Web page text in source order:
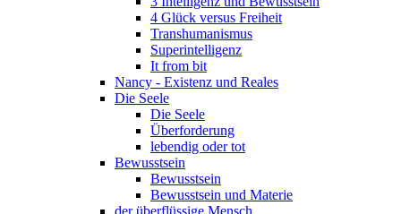
4 Glück versus Freiheit
Transhumanismus
Superintelligenz
It from bit
Nancy - Existenz und Reales
Die Seele
Die Seele
Überforderung
lebendig oder tot
Bewusstsein
Bewusstsein
Bewusstsein und Materie
der überflüssige Mensch